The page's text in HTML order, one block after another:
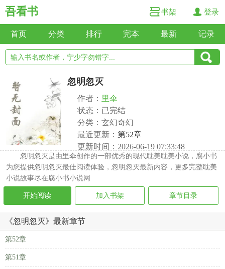
吾看书 书架 登录
首页 分类 排行 完本 最新 记录
忽明忽灭
作者： 里伞
状态：已完结
分类：玄幻奇幻
最近更新： 第52章
更新时间：2026-06-19 07:33:48
忽明忽灭是由里伞创作的一部优秀的现代耽美耽美小说，腐小书
为您提供忽明忽灭最佳阅读体验，忽明忽灭最新内容，更多完整耽美
小说故事尽在腐小书小说网
开始阅读 加入书架 章节目录
《忽明忽灭》最新章节
第52章
第51章